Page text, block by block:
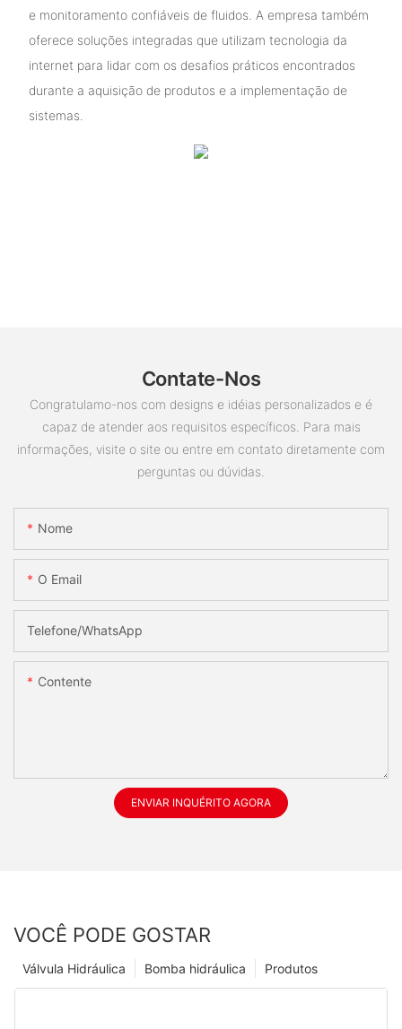
e monitoramento confiáveis ​​de fluidos. A empresa também
oferece soluções integradas que utilizam tecnologia da
internet para lidar com os desafios práticos encontrados
durante a aquisição de produtos e a implementação de
sistemas.
Contate-Nos
Congratulamo-nos com designs e idéias personalizados e é
capaz de atender aos requisitos específicos. Para mais
informações, visite o site ou entre em contato diretamente com
perguntas ou dúvidas.
Nome
O Email
Telefone/whatsApp
Contente
ENVIAR INQUÉRITO AGORA
VOCÊ PODE GOSTAR
Produtos
Bomba hidráulica
Válvula Hidráulica